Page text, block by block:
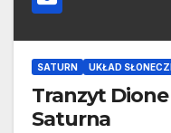
SATURN UKŁAD
Tranzyt
Saturna